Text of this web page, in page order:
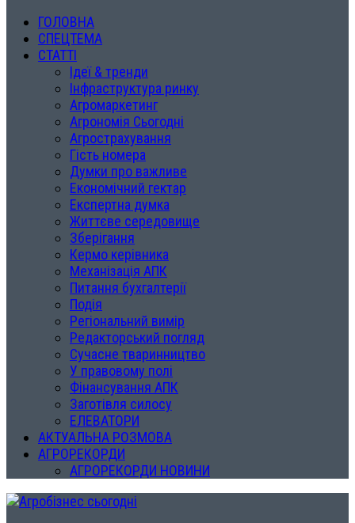
ГОЛОВНА
СПЕЦТЕМА
СТАТТІ
Ідеї & тренди
Інфраструктура ринку
Агромаркетинг
Агрономія Сьогодні
Агрострахування
Гість номера
Думки про важливе
Економічний гектар
Експертна думка
Життєве середовище
Зберігання
Кермо керівника
Механізація АПК
Питання бухгалтерії
Подія
Регіональний вимір
Редакторський погляд
Сучасне тваринництво
У правовому полі
Фінансування АПК
Заготівля силосу
ЕЛЕВАТОРИ
АКТУАЛЬНА РОЗМОВА
АГРОРЕКОРДИ
АГРОРЕКОРДИ НОВИНИ